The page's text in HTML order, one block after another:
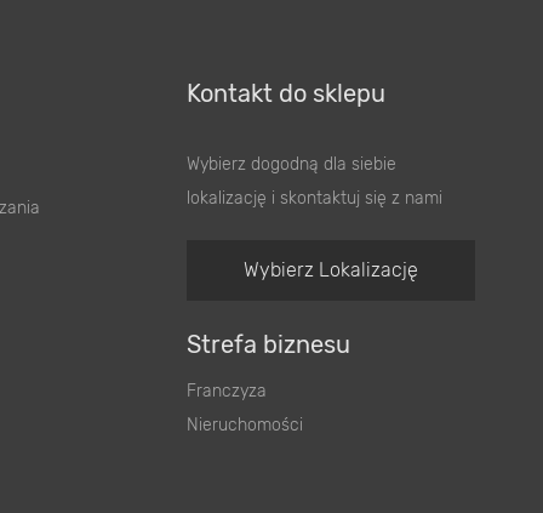
Kontakt do sklepu
Wybierz dogodną dla siebie
lokalizację i skontaktuj się z nami
Wybierz Lokalizację
Strefa biznesu
Franczyza
Nieruchomości